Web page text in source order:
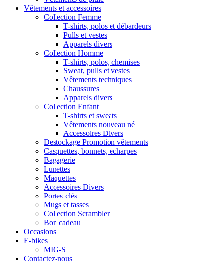
Vêtements et accessoires
Collection Femme
T-shirts, polos et débardeurs
Pulls et vestes
Apparels divers
Collection Homme
T-shirts, polos, chemises
Sweat, pulls et vestes
Vêtements techniques
Chaussures
Apparels divers
Collection Enfant
T-shirts et sweats
Vêtements nouveau né
Accessoires Divers
Destockage Promotion vêtements
Casquettes, bonnets, echarpes
Bagagerie
Lunettes
Maquettes
Accessoires Divers
Portes-clés
Mugs et tasses
Collection Scrambler
Bon cadeau
Occasions
E-bikes
MIG-S
Contactez-nous